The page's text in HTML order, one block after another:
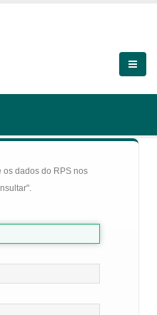
os dados do RPS nos